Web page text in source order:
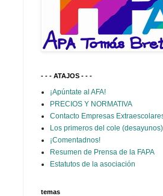
- - - ATAJOS - - -
¡Apúntate al AFA!
PRECIOS Y NORMATIVA
Contacto Empresas
Los primeros del cole (desayunos)
¡Comentadnos!
Resumen de Prensa de la FAPA
Estatutos de la asociación
temas